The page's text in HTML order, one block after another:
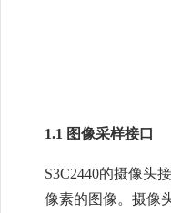
1.1 图像采样接口
S3C2440的摄像头
像素的图像。摄像